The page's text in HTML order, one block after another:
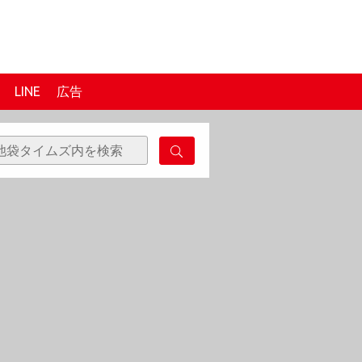
LINE 広告